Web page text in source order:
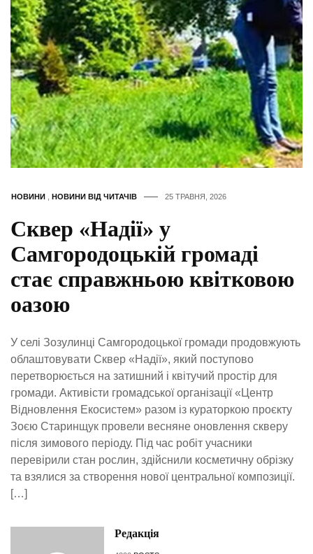
НОВИНИ НОВИНИ ВІД ЧИТАЧІВ 25 ТРАВНЯ, 2026
Сквер «Надії» у
Самгородоцькій громаді
стає справжньою квітковою
оазою
У селі Зозулинці Самгородоцької громади продовжують
облаштовувати Сквер «Надії», який поступово
перетворюється на затишний і квітучий простір для
громади. Активісти громадської організації «Центр
Відновлення Екосистем» разом із кураторкою проєкту
Зоєю Старинщук провели весняне оновлення скверу
після зимового періоду. Під час робіт учасники
перевірили стан рослин, здійснили косметичну обрізку
та взялися за створення нової центральної композиції.
[…]
Редакція